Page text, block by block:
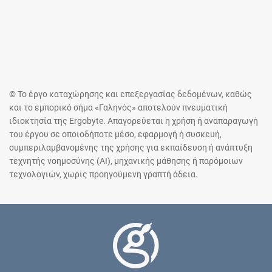
© Το έργο καταχώρησης και επεξεργασίας δεδομένων, καθώς
και το εμπορικό σήμα «Γαληνός» αποτελούν πνευματική
ιδιοκτησία της Ergobyte. Απαγορεύεται η χρήση ή αναπαραγωγή
του έργου σε οποιοδήποτε μέσο, εφαρμογή ή συσκευή,
συμπεριλαμβανομένης της χρήσης για εκπαίδευση ή ανάπτυξη
τεχνητής νοημοσύνης (AI), μηχανικής μάθησης ή παρόμοιων
τεχνολογιών, χωρίς προηγούμενη γραπτή άδεια.